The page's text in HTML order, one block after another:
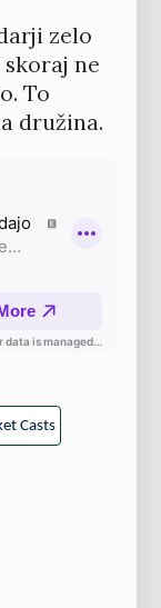
zelo
ne
To
družina.
Casts